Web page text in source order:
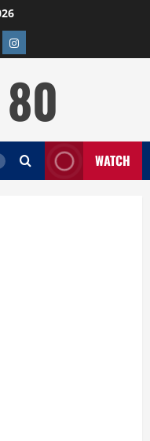
instagram
80
WATCH